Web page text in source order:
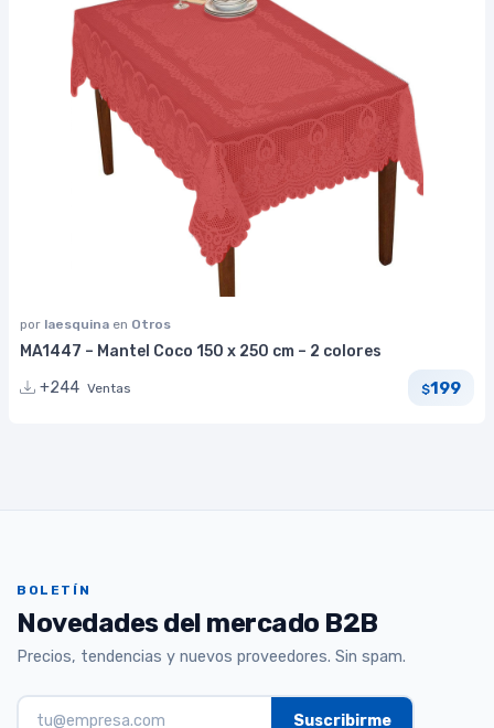
por laesquina en Otros
MA1447 – Mantel Coco 150 x 250 cm – 2 colores
+244 Ventas $199
BOLETÍN
Novedades del mercado B2B
Precios, tendencias y nuevos proveedores. Sin spam.